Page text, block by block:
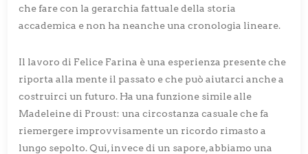
che fare con la gerarchia fattuale della storia
accademica e non ha neanche una cronologia lineare.
Il lavoro di Felice Farina è una esperienza presente che
riporta alla mente il passato e che può aiutarci anche a
costruirci un futuro. Ha una funzione simile alle
Madeleine di Proust: una circostanza casuale che fa
riemergere improvvisamente un ricordo rimasto a
lungo sepolto. Qui, invece di un sapore, abbiamo una